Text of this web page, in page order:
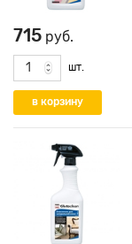
715 руб.
шт.